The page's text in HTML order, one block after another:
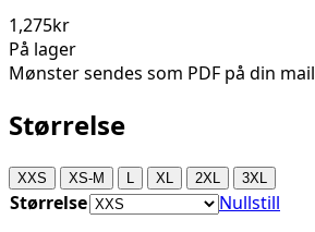
1,275kr
På lager
Mønster sendes som PDF på din mail
Størrelse
XXS XS-M XL 2XL 3XL
Størrelse Nullstill